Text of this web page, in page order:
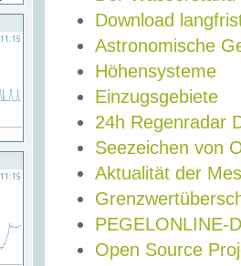
Download
Astronomische
Höhensysteme
Einzugsgebiete
24h Regenradar
Seezeichen von
Aktualität der
PEGELONLINE-
Open Source